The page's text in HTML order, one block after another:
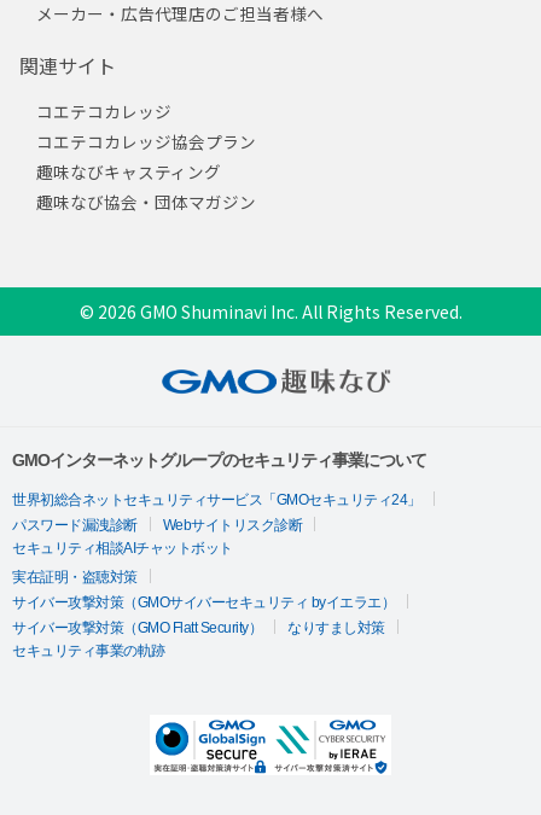
メーカー・広告代理店のご担当者様へ
関連サイト
コエテコカレッジ
コエテコカレッジ協会プラン
趣味なびキャスティング
趣味なび協会・団体マガジン
© 2026 GMO Shuminavi Inc. All Rights Reserved.